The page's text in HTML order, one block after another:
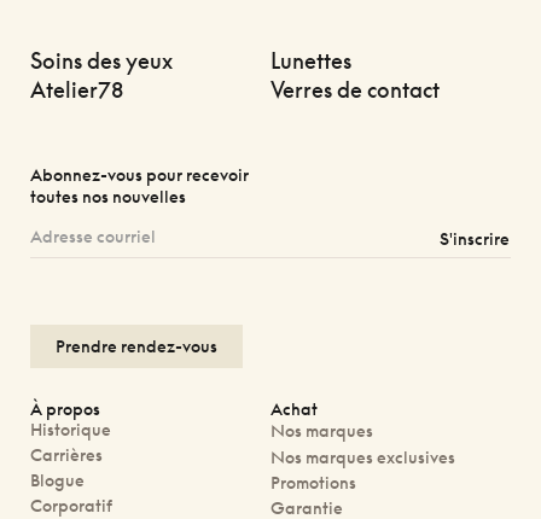
Soins des yeux
Lunettes
Atelier78
Verres de contact
Abonnez-vous pour recevoir
toutes nos nouvelles
S'inscrire
Prendre rendez-vous
À propos
Historique
Carrières
Blogue
Corporatif
Achat
Nos marques
Nos marques exclusives
Promotions
Garantie